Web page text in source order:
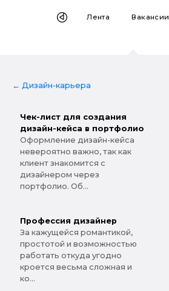
Лента
← Дизайн-карьера
Чек-лист для создания
дизайн-кейса в портфолио
Оформление дизайн-кейса
невероятно важно, так как
клиент знакомится с
дизайнером через
портфолио. Об...
Профессия дизайнер
За кажущейся романтикой,
простотой и возможностью
работать откуда угодно
кроется весьма сложная и
ко...